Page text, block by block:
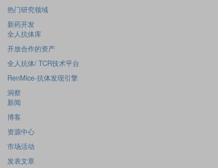
热门研究领域
新药开发
全人抗体库
开放合作的资产
全人抗体/ TCR技术平台
RenMice-抗体发现引擎
洞察
新闻
博客
资源中心
市场活动
发表文章